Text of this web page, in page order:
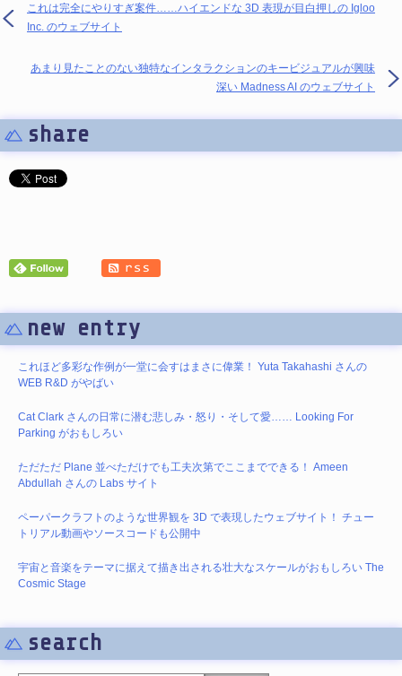
これは完全にやりすぎ案件……ハイエンドな 3D 表現が目白押しの Igloo
Inc. のウェブサイト
あまり見たことのない独特なインタラクションのキービジュアルが興味
深い Madness AI のウェブサイト
share
new entry
これほど多彩な作例が一堂に会すはまさに偉業！ Yuta Takahashi さんの
WEB R&D がやばい
Cat Clark さんの日常に潜む悲しみ・怒り・そして愛…… Looking For
Parking がおもしろい
ただただ Plane 並べただけでも工夫次第でここまでできる！ Ameen
Abdullah さんの Labs サイト
ペーパークラフトのような世界観を 3D で表現したウェブサイト！ チュー
トリアル動画やソースコードも公開中
宇宙と音楽をテーマに据えて描き出される壮大なスケールがおもしろい The
Cosmic Stage
search